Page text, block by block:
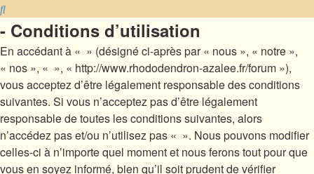
Rechercher
- Conditions d’utilisation
En accédant à « » (désigné ci-après par « nous », « notre »,
« nos », « », « http://www.rhododendron-azalee.fr/forum »),
vous acceptez d’être légalement responsable des conditions
suivantes. Si vous n’acceptez pas d’être légalement
responsable de toutes les conditions suivantes, alors
n’accédez pas et/ou n’utilisez pas « ». Nous pouvons modifier
celles-ci à n’importe quel moment et nous ferons tout pour que
vous en soyez informé, bien qu’il soit prudent de vérifier